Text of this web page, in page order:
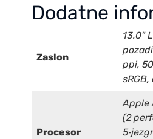
Dodatne
Zaslon
13.0"
ppi,
Procesor
Apple
(2